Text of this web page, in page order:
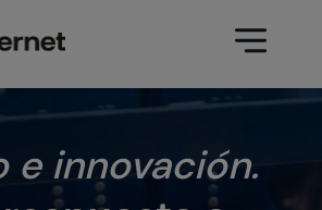
e innovación.